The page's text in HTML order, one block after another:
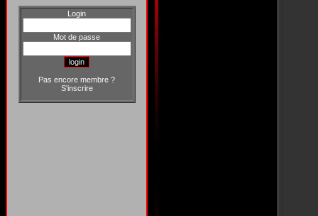
Login
Mot de passe
Pas encore membre ?
S'inscrire